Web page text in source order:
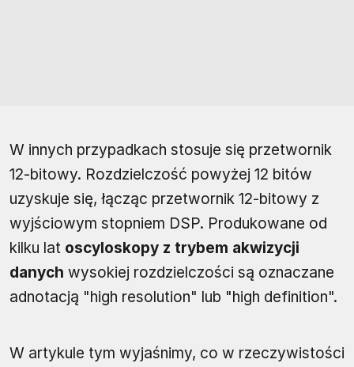
W innych przypadkach stosuje się przetwornik
12-bitowy. Rozdzielczość powyżej 12 bitów
uzyskuje się, łącząc przetwornik 12-bitowy z
wyjściowym stopniem DSP. Produkowane od
kilku lat oscyloskopy z trybem akwizycji
danych wysokiej rozdzielczości są oznaczane
adnotacją "high resolution" lub "high definition".
W artykule tym wyjaśnimy, co w rzeczywistości